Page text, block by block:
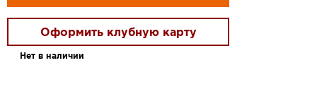
Оформить клубную карту
Нет в наличии